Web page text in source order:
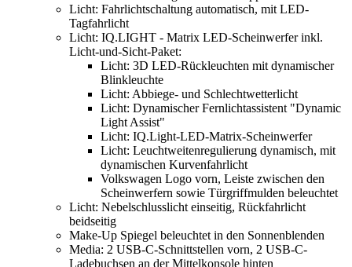
Licht: Fahrlichtschaltung automatisch, mit LED-
Tagfahrlicht
Licht: IQ.LIGHT - Matrix LED-Scheinwerfer inkl.
Licht-und-Sicht-Paket:
Licht: 3D LED-Rückleuchten mit dynamischer
Blinkleuchte
Licht: Abbiege- und Schlechtwetterlicht
Licht: Dynamischer Fernlichtassistent "Dynamic
Light Assist"
Licht: IQ.Light-LED-Matrix-Scheinwerfer
Licht: Leuchtweitenregulierung dynamisch, mit
dynamischen Kurvenfahrlicht
Volkswagen Logo vorn, Leiste zwischen den
Scheinwerfern sowie Türgriffmulden beleuchtet
Licht: Nebelschlusslicht einseitig, Rückfahrlicht
beidseitig
Make-Up Spiegel beleuchtet in den Sonnenblenden
Media: 2 USB-C-Schnittstellen vorn, 2 USB-C-
Ladebuchsen an der Mittelkonsole hinten